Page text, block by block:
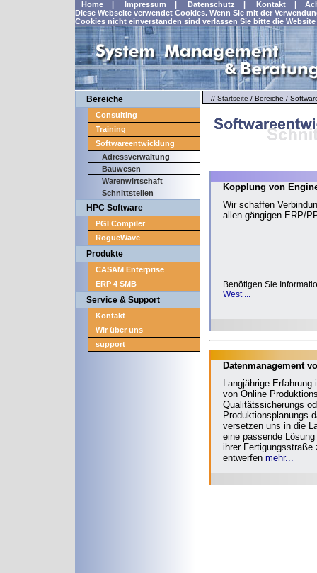
Home | Impressum | Datenschutz | Kontakt |
Diese Webseite verwendet Cookies. Wenn Sie mit der
Cookies nicht einverstanden sind verlassen Sie bitte die Website
Bereiche
Consulting
Training
Softwareentwicklung
Adressverwaltung
Bauwesen
Warenwirtschaft
Schnittstellen
HPC Software
PGI Compiler
RogueWave
Produkte
CASAM Enterprise
ERP 4 SMB
Service & Support
Kontakt
Wir über uns
support
// Startseite / Bereiche /
Kopplung von
Wir schaffen
allen gängigen ERP/
Benötigen Sie
West ...
Datenmanagement
Langjährige Erfahrung
von Online
Qualitätssicherungs
Produktionsplanungs-
versetzen uns in die
eine passende
ihrer Fertigungsstraße
entwerfen mehr...